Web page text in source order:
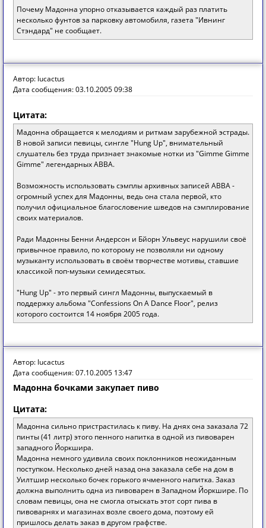
Почему Мадонна упорно отказывается каждый раз платить
несколько фунтов за парковку автомобиля, газета "Ивнинг
Стэндард" не сообщает.
Автор: lucactus
Дата сообщения: 03.10.2005 09:38
Цитата:
Мадонна обращается к мелодиям и ритмам зарубежной эстрады.
В новой записи певицы, сингле "Hung Up", внимательный
слушатель без труда признает знакомые нотки из "Gimme Gimme
Gimme" легендарных ABBA.
Возможность использовать сэмплы архивных записей ABBA -
огромный успех для Мадонны, ведь она стала первой, кто
получил официальное благословение шведов на сэмплирование
своих материалов.
Ради Мадонны Бенни Андерсон и Бйорн Ульвеус нарушили своё
привычное правило, по которому не позволяли ни одному
музыканту использовать в своём творчестве мотивы, ставшие
классикой поп-музыки семидесятых.
"Hung Up" - это первый сингл Мадонны, выпускаемый в
поддержку альбома "Confessions On A Dance Floor", релиз
которого состоится 14 ноября 2005 года.
Автор: lucactus
Дата сообщения: 07.10.2005 13:47
Мадонна бочками закупает пиво
Цитата:
Мадонна сильно пристрастилась к пиву. На днях она заказала 72
пинты (41 литр) этого пенного напитка в одной из пивоварен
западного Йоркшира.
Мадонна немного удивила своих поклонников неожиданным
поступком. Несколько дней назад она заказала себе на дом в
Уилтшир несколько бочек горького ячменного напитка. Заказ
должна выполнить одна из пивоварен в Западном Йоркшире. По
словам певицы, она не смогла отыскать этот сорт пива в
пивоварнях и магазинах возле своего дома, поэтому ей
пришлось делать заказ в другом графстве.